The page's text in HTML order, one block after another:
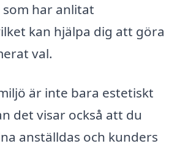
har anlitat
kan hjälpa dig att göra
val.
är inte bara estetiskt
det visar också att du
anställdas och kunders